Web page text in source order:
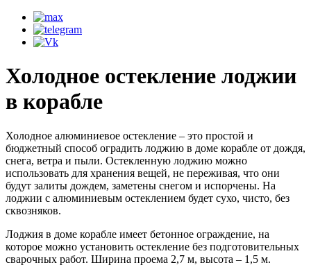
Холодное остекление лоджии
в корабле
Холодное алюминиевое остекление – это простой и
бюджетный способ оградить лоджию в доме корабле от дождя,
снега, ветра и пыли. Остекленную лоджию можно
использовать для хранения вещей, не переживая, что они
будут залиты дождем, заметены снегом и испорчены. На
лоджии с алюминиевым остеклением будет сухо, чисто, без
сквозняков.
Лоджия в доме корабле имеет бетонное ограждение, на
которое можно установить остекление без подготовительных
сварочных работ. Ширина проема 2,7 м, высота – 1,5 м.